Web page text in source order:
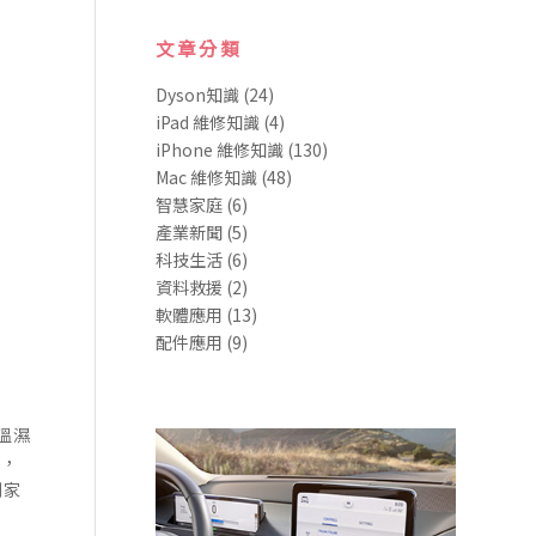
濕
文章分類
Dyson知識(24)
iPad 維修知識(4)
iPhone 維修知識(130)
Mac 維修知識(48)
智慧家庭(6)
產業新聞(5)
科技生活(6)
資料救援 (2)
軟體應用 (13)
配件應用 (9)